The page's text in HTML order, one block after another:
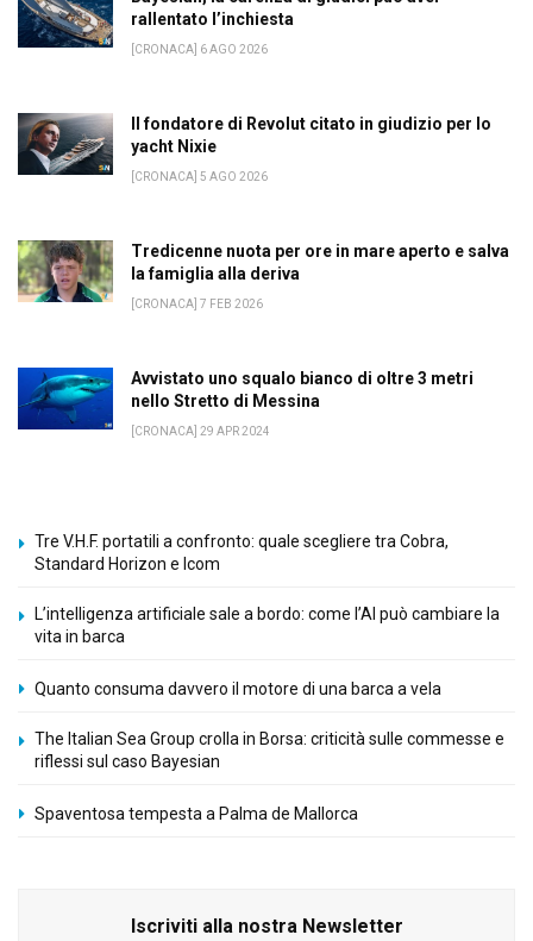
rallentato l’inchiesta
[CRONACA] 6 AGO 2026
Il fondatore di Revolut citato in giudizio per lo
yacht Nixie
[CRONACA] 5 AGO 2026
Tredicenne nuota per ore in mare aperto e salva
la famiglia alla deriva
[CRONACA] 7 FEB 2026
Avvistato uno squalo bianco di oltre 3 metri
nello Stretto di Messina
[CRONACA] 29 APR 2024
Tre V.H.F. portatili a confronto: quale scegliere tra Cobra,
Standard Horizon e Icom
L’intelligenza artificiale sale a bordo: come l’AI può cambiare la
vita in barca
Quanto consuma davvero il motore di una barca a vela
The Italian Sea Group crolla in Borsa: criticità sulle commesse e
riflessi sul caso Bayesian
Spaventosa tempesta a Palma de Mallorca
Iscriviti alla nostra Newsletter